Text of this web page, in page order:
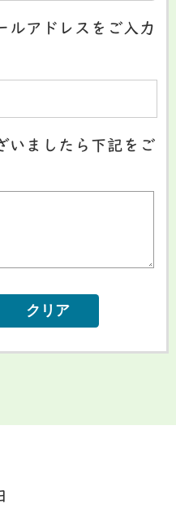
ルアドレスをご入力
いましたら下記をご